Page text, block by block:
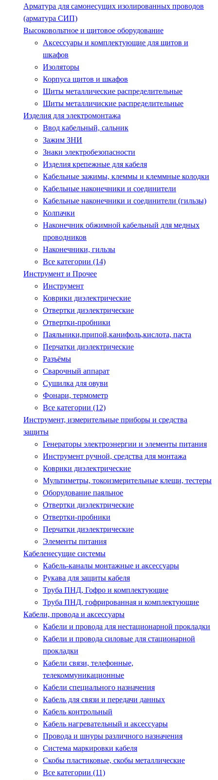
Арматура для самонесущих изолированных проводов
(арматура СИП)
Высоковольтное и щитовое оборудование
Аксессуары и комплектующие для щитов и
шкафов
Изоляторы
Корпуса щитов и шкафов
Щиты металлические распределительные
Щиты металличиские распределительные
Изделия для электромонтажа
Ввод кабельный, сальник
Зажим ЗНИ
Знаки электробезопасности
Изделия крепежные для кабеля
Кабельные зажимы, клеммы и клеммные колодки
Кабельные наконечники и соединители
Кабельные наконечники и соединители (гильзы)
Колпачки
Наконечник обжимной кабельный для медных
проводников
Наконечники, гильзы
Все категории (14)
Инструмент и Прочее
Инструмент
Коврики диэлектрические
Отвертки диэлектрические
Отвертки-пробники
Паяльники,припой,канифоль,кислота, паста
Перчатки диэлектрические
Разъёмы
Сварочный аппарат
Сушилка для овуви
Фонари, термометр
Все категории (12)
Инструмент, измерительные приборы и средства
защиты
Генераторы электроэнергии и элементы питания
Инструмент ручной, средства для монтажа
Коврики диэлектрические
Мультиметры, токоизмерительные клещи, тестеры
Оборудование паяльное
Отвертки диэлектрические
Отвертки-пробники
Перчатки диэлектрические
Элементы питания
Кабеленесущие системы
Кабель-каналы монтажные и аксессуары
Рукава для защиты кабеля
Труба ПНД, Гофро и комплектующие
Труба ПНД, гофрированная и комплектующие
Кабели, провода и аксессуары
Кабели и провода для нестационарной прокладки
Кабели и провода силовые для стационарной
прокладки
Кабели связи, телефонные,
телекоммуникационные
Кабели специального назначения
Кабель для связи и передачи данных
Кабель контрольный
Кабель нагревательный и аксессуары
Провода и шнуры различного назначения
Система маркировки кабеля
Скобы пластиковые, скобы металлические
Все категории (11)